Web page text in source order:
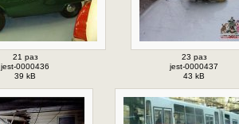
21 раз
jest-0000436
39 kB
23 раз
jest-0000437
43 kB